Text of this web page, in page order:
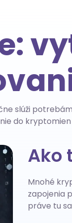
slúži
do
Ako
Mnohé
zapojenia
práve tu